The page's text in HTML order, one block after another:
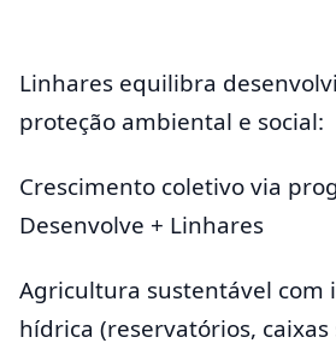
Linhares equilibra
proteção ambiental e social:
Crescimento coletivo via
Desenvolve + Linhares
Agricultura sustentável com
hídrica (reservatórios, caixas